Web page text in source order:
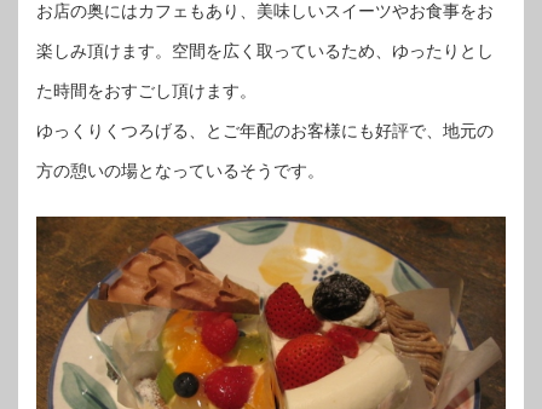
お店の奥にはカフェもあり、美味しいスイーツやお食事をお
楽しみ頂けます。空間を広く取っているため、ゆったりとし
た時間をおすごし頂けます。
ゆっくりくつろげる、とご年配のお客様にも好評で、地元の
方の憩いの場となっているそうです。